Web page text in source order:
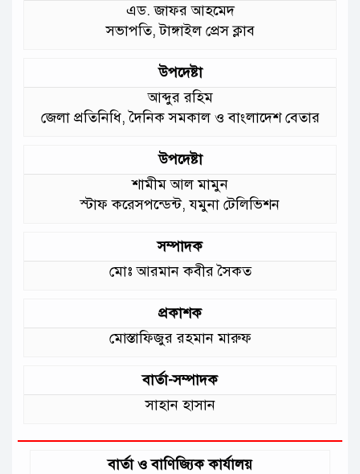
জেলার মানুষের উন্নত স্বাস্থ্যসেবায় সর্বোচ্চ
গুরুত্ব দিয়ে কাজ করছি: প্রতিমন্ত্রী টুকু
আমাদের চার পাশে ব্যাঙের ছাতার মতো
গড়ে উঠছে মাদ্রাসা ও কিন্ডার গার্ডেন
:মুক্তিযুদ্ধ বিষয়কমন্ত্রী
এড. জাফর আহমেদ
সভাপতি, টাঙ্গাইল প্রেস ক্লাব
উপদেষ্টা
আব্দুর রহিম
জেলা প্রতিনিধি, দৈনিক সমকাল ও বাংলাদেশ বেতার
উপদেষ্টা
শামীম আল মামুন
স্টাফ করেসপন্ডেন্ট, যমুনা টেলিভিশন
সম্পাদক
মোঃ আরমান কবীর সৈকত
প্রকাশক
মোস্তাফিজুর রহমান মারুফ
বার্তা-সম্পাদক
সাহান হাসান
বার্তা ও বাণিজ্যিক কার্যালয়